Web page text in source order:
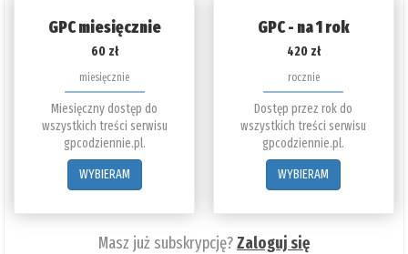
GPC miesięcznie
60 zł
miesięcznie
Miesięczny dostęp do
wszystkich treści serwisu
gpcodziennie.pl.
WYBIERAM
GPC - na 1 rok
420 zł
rocznie
Dostęp przez rok do
wszystkich treści serwisu
gpcodziennie.pl.
WYBIERAM
Masz już subskrypcję?Zaloguj się